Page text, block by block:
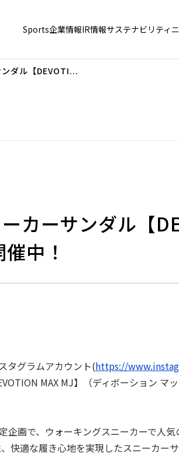
Sports企業情報IR情報サステナビリティ
ダル【DEVOTI...
ーサンダル【
中！
タグラムアカウント(https://
MAX MJ】（ディボーション マ
企画で、ウォーキングスニーカーで人気
適な履き心地を実現したスニーカーサ